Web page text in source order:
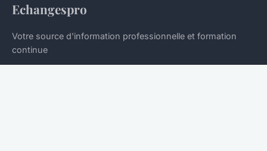
Echangespro
Votre source d'information professionnelle et formation
continue